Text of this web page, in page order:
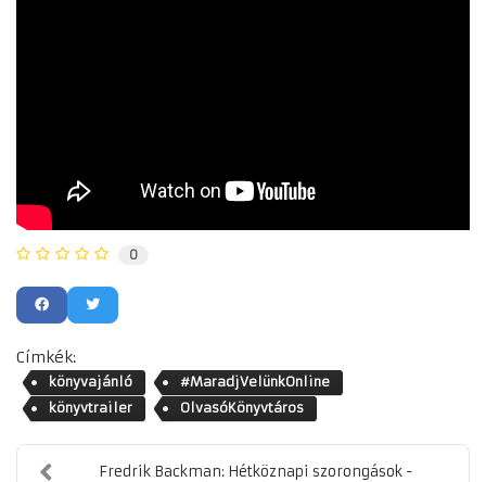
0
Címkék:
könyvajánló
#MaradjVelünkOnline
könyvtrailer
OlvasóKönyvtáros
Fredrik Backman: Hétköznapi szorongások -